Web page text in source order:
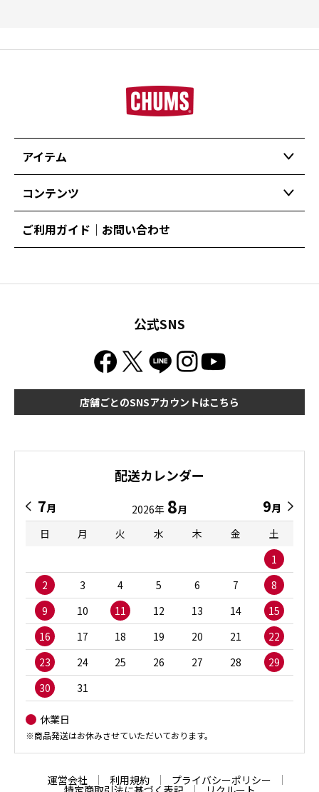
アイテム
コンテンツ
ご利用ガイド｜お問い合わせ
公式SNS
店舗ごとのSNSアカウントはこちら
配送カレンダー
7月 2026年 8月 9月
日
月 火 水 木 金
土
1
2
3 4 5 6 7
8
9
10 11 12 13 14
15
16
17 18 19 20 21
22
23
24 25 26 27 28
29
30
31
休業日
※商品発送はお休みさせていただいております。
運営会社 利用規約 プライバシーポリシー